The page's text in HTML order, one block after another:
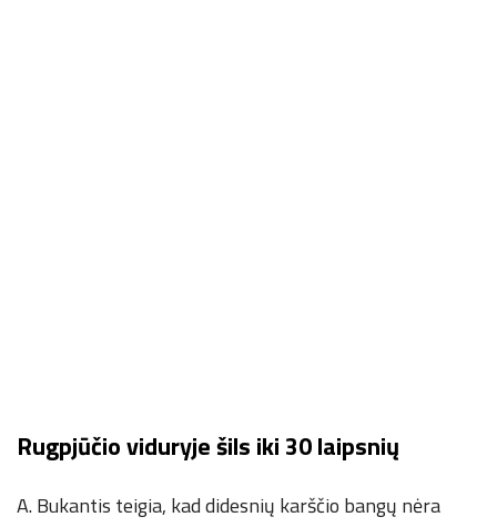
Rugpjūčio viduryje šils iki 30 laipsnių
A. Bukantis teigia, kad didesnių karščio bangų nėra